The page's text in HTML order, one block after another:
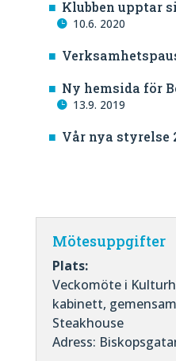
Klubben upptar
10.6. 2020
Ny hemsida för
13.9. 2019
Vår nya styrelse
Mötesuppgifter
Plats:
Veckomöte i
kabinett,
Steakhouse
Adress: